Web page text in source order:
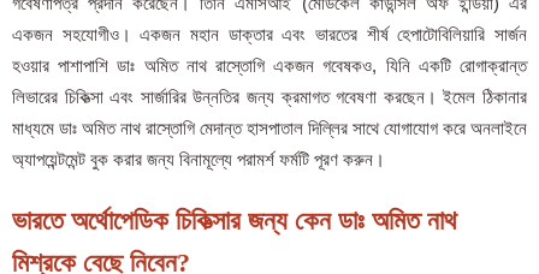
একজন সহযোগীও। একজন মহান ডাক্তার এবং ভারতের শীর্ষ হেপাটোবিলিয়ারি সার্জন
হওয়ার পাশাপাশি ডাঃ অমিত নাথ রাস্তোগি একজন গবেষকও, যিনি একটি রোগাক্রান্ত
লিভারের চিকিত্সা এবং সার্জারির উন্নতির জন্য ক্রমাগত গবেষণা করছেন। ইমেল ঠিকানার
মাধ্যমে ডাঃ অমিত নাথ রাস্তোগি মেদান্ত হাসপাতাল দিল্লির সাথে যোগাযোগ করে অনলাইনে
অ্যাপয়েন্টমেন্ট বুক করার জন্য বিনামূল্যে পরামর্শ ফর্মটি পূরণ করুন।
ভারতে অর্থোপেডিক চিকিত্সার জন্য কেন ডাঃ অমিত নাথ
মিশ্রকে বেছে নিবেন?